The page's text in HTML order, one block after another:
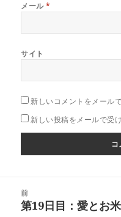
メール*
サイト
新しいコメントをメール
新しい投稿をメールで受
前
前
第19日目：愛とお